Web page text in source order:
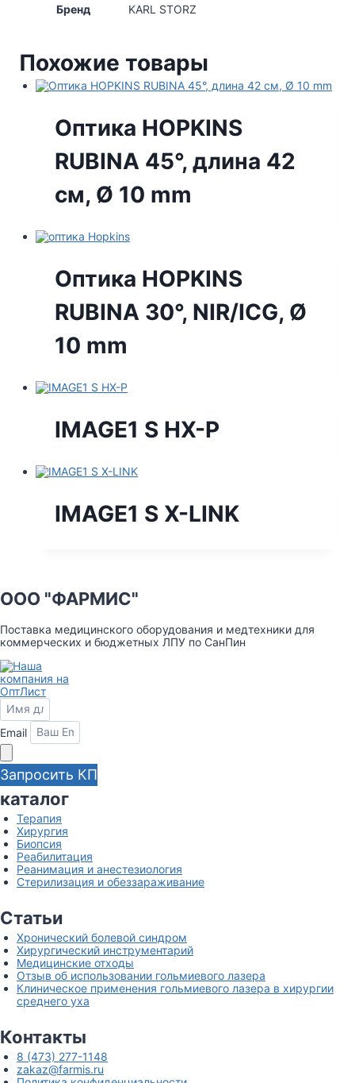
Бренд KARL STORZ
Похожие товары
Оптика HOPKINS
RUBINA 45°, длина 42
см, Ø 10 mm
Оптика HOPKINS
RUBINA 30°, NIR/ICG, Ø
10 mm
IMAGE1 S HX-P
IMAGE1 S X-LINK
ООО "ФАРМИС"
Поставка медицинского оборудования и медтехники для
коммерческих и бюджетных ЛПУ по СанПин
Email
Запросить КП
каталог
Терапия
Хирургия
Биопсия
Реабилитация
Реанимация и анестезиология
Стерилизация и обеззараживание
Статьи
Хронический болевой синдром
Хирургический инструментарий
Медицинские отходы
Отзыв об использовании гольмиевого лазера
Клиническое применения гольмиевого лазера в хирургии
среднего уха
Контакты
8 (473) 277-1148
zakaz@farmis.ru